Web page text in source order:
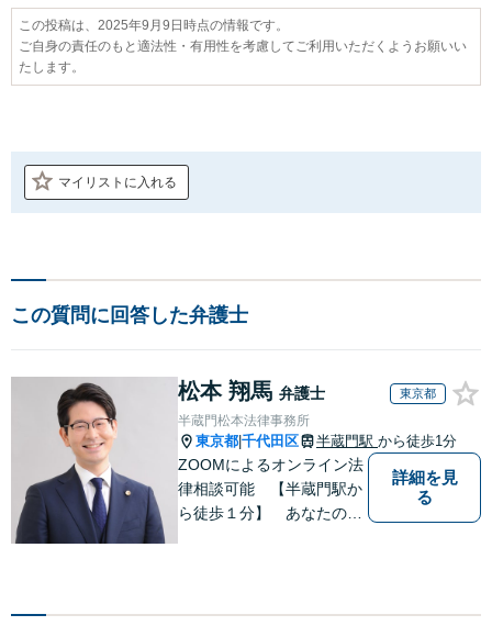
この投稿は、2025年9月9日時点の情報です。
ご自身の責任のもと適法性・有用性を考慮してご利用いただくようお願いい
たします。
マイリストに入れる
この質問に回答した弁護士
松本 翔馬 弁護士 東京都
半蔵門松本法律事務所
東京都 千代田区 半蔵門駅 から徒歩1分
ZOOMによるオンライン法
律相談可能 【半蔵門駅か
ら徒歩１分】 あなたの心
詳細を見
る